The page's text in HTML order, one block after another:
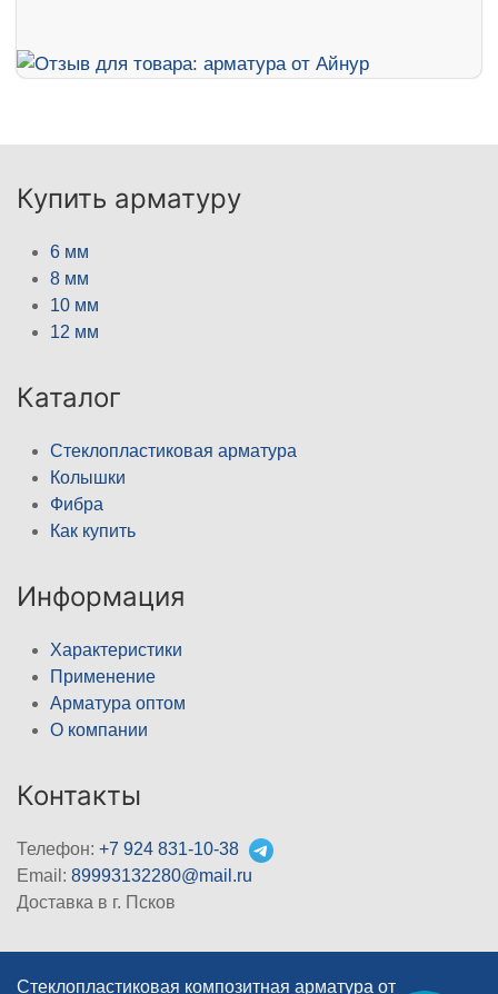
Купить арматуру
6 мм
8 мм
10 мм
12 мм
Каталог
Стеклопластиковая арматура
Колышки
Фибра
Как купить
Информация
Характеристики
Применение
Арматура оптом
О компании
Контакты
Телефон: +7 924 831-10-38
Email: 89993132280@mail.ru
Доставка в г. Псков
Стеклопластиковая композитная арматура от